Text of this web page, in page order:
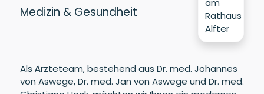
Medizin & Gesundheit
Als Ärzteteam, bestehend aus Dr. med. Johannes
von Aswege, Dr. med. Jan von Aswege und Dr. med.